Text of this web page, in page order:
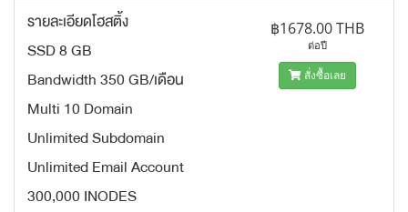
รายละเอียดโฮสติ้ง
SSD 8 GB
Bandwidth 350 GB/เดือน
Multi 10 Domain
Unlimited Subdomain
Unlimited Email Account
300,000 INODES
฿1678.00 THB
ต่อปี
สั่งซื้อเลย